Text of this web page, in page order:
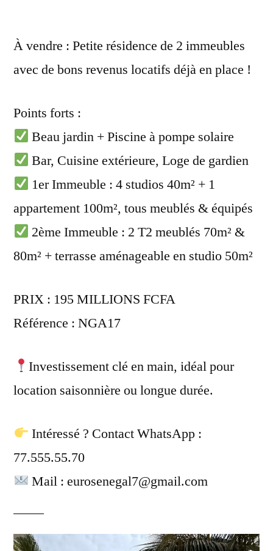
À vendre : Petite résidence de 2 immeubles
avec de bons revenus locatifs déjà en place !
Points forts :
Beau jardin + Piscine à pompe solaire
Bar, Cuisine extérieure, Loge de gardien
1er Immeuble : 4 studios 40m² + 1
appartement 100m², tous meublés & équipés
2ème Immeuble : 2 T2 meublés 70m² &
80m² + terrasse aménageable en studio 50m²
PRIX : 195 MILLIONS FCFA
Référence : NGA17
Investissement clé en main, idéal pour
location saisonnière ou longue durée.
Intéressé ? Contact WhatsApp :
77.555.55.70
Mail : eurosenegal7@gmail.com